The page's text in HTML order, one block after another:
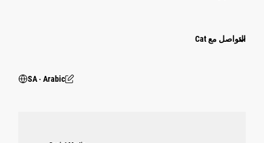
التواصل مع Cat
SA ‧ Arabic